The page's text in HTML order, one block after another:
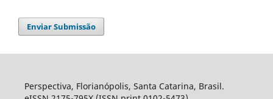
Enviar Submissão
Perspectiva, Florianópolis, Santa Catarina, Brasil.